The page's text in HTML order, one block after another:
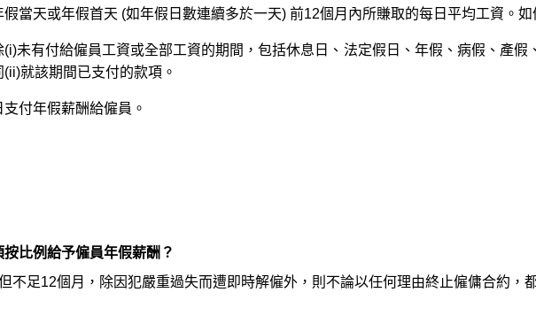
當天或年假首天 (如年假日數連續多於一天) 前12個月內所賺取的每日平均工資。
未有付給僱員工資或全部工資的期間，包括休息日、法定假日、年假、病假、產
就該期間已支付的款項。
付年假薪酬給僱員。
比例給予僱員年假薪酬？
不足12個月，除因犯嚴重過失而遭即時解僱外，則不論以任何理由終止僱傭合約，